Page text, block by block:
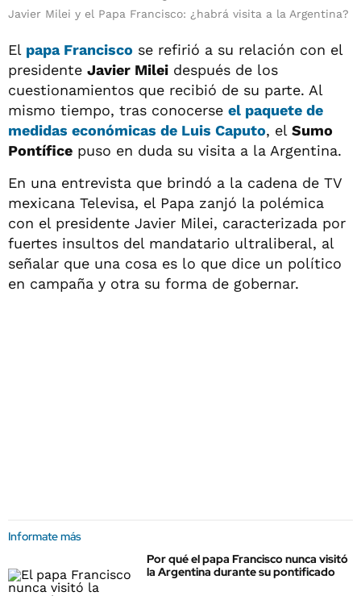
Javier Milei y el Papa Francisco: ¿habrá visita a la Argentina?
El papa Francisco se refirió a su relación con el
presidente Javier Milei después de los
cuestionamientos que recibió de su parte. Al
mismo tiempo, tras conocerse el paquete de
medidas económicas de Luis Caputo, el Sumo
Pontífice puso en duda su visita a la Argentina.
En una entrevista que brindó a la cadena de TV
mexicana Televisa, el Papa zanjó la polémica
con el presidente Javier Milei, caracterizada por
fuertes insultos del mandatario ultraliberal, al
señalar que una cosa es lo que dice un político
en campaña y otra su forma de gobernar.
Informate más
Por qué el papa Francisco nunca visitó
la Argentina durante su pontificado